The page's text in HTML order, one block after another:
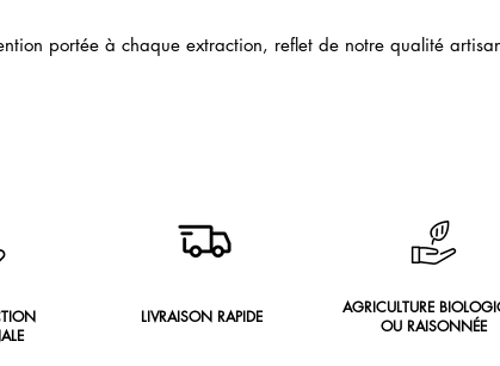
portée à chaque extraction, reflet de notre qualité
LIVRAISON RAPIDE
AGRICULTURE
OU RAISONNÉE